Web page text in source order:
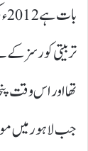
تربیتی کورسز کے
تھا اور اس وقت
جب لاہور میں